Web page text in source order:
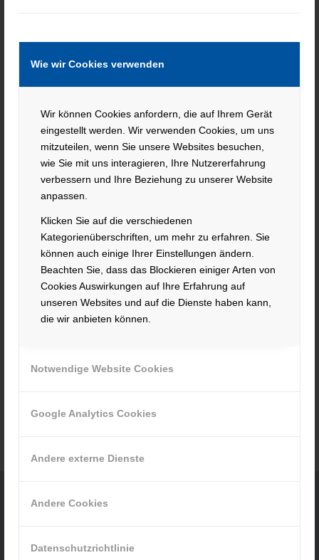
Wie wir Cookies verwenden
Wir können Cookies anfordern, die auf Ihrem Gerät
eingestellt werden. Wir verwenden Cookies, um uns
mitzuteilen, wenn Sie unsere Websites besuchen,
wie Sie mit uns interagieren, Ihre Nutzererfahrung
verbessern und Ihre Beziehung zu unserer Website
anpassen.
Klicken Sie auf die verschiedenen
Kategorienüberschriften, um mehr zu erfahren. Sie
können auch einige Ihrer Einstellungen ändern.
Beachten Sie, dass das Blockieren einiger Arten von
Cookies Auswirkungen auf Ihre Erfahrung auf
unseren Websites und auf die Dienste haben kann,
die wir anbieten können.
Notwendige Website Cookies
Google Analytics Cookies
Andere externe Dienste
Andere Cookies
Datenschutzrichtlinie
your judgment after a big win or a tough loss. But
when you have the numbers in front of you, it's easier
In summary, whether you're relying on a poker bot AI
or playing every hand yourself, session tracking is a
valuable habit. It gives you the insights needed to
grow as a player and make smarter choices at the
table. With consistent tracking and honest analysis,
your poker game can reach new levels.
Current job openings at AIFARMBOTS